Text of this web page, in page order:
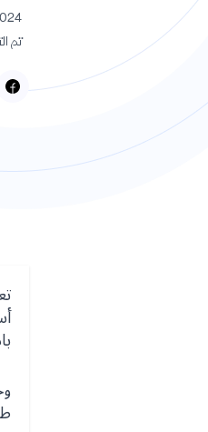
17/11/
تم التحديث: